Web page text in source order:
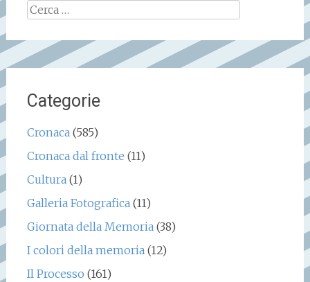
Ricerca
Categorie
Cronaca(585)
Cronaca dal fronte (11)
Cultura(1)
Galleria Fotografica(11)
Giornata della Memoria(38)
I colori della memoria(12)
Il Processo (161)